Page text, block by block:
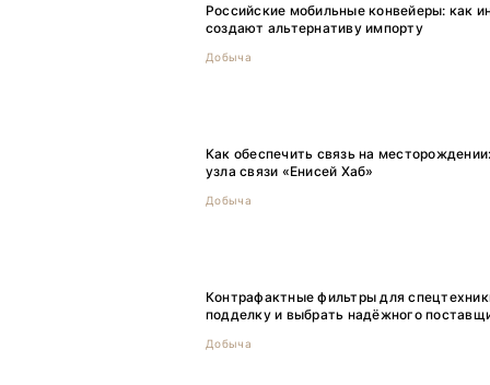
Российские мобильные конвейеры: как
создают альтернативу импорту
Добыча
Как обеспечить связь на
узла связи «Енисей Хаб»
Добыча
Контрафактные фильтры для
подделку и выбрать надёжного
Добыча